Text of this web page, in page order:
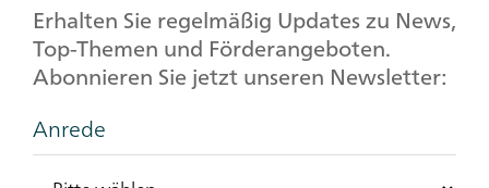
Erhalten Sie regelmäßig Updates zu News,
Top-Themen und Förderangeboten.
Abonnieren Sie jetzt unseren Newsletter:
Anrede